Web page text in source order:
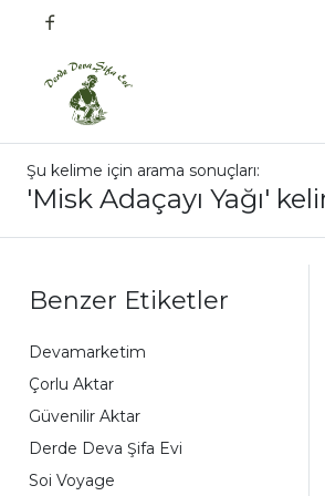
Şu kelime için arama sonuçları:
'Misk Adaçayı Yağı'
Benzer Etiketler
Devamarketim
Çorlu Aktar
Güvenilir Aktar
Derde Deva Şifa Evi
Soi Voyage